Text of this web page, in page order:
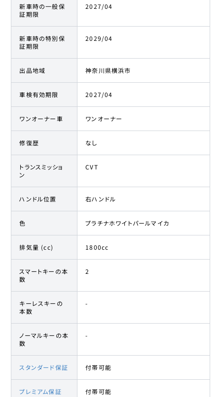
21 カローラクロス
22 カローラクロス
23 カローラクロス 357.8万円
24 カローラクロス 357.8万円 349.5万円
25
トヨタ
カローラクロス
26
カローラクロス
トヨタ
カローラクロス
新車時の一般保
証期限
2027/04
新車時の特別保
証期限
2029/04
出品地域 神奈川県横浜市
車検有効期限 2027/04
ワンオーナー車 ワンオーナー
修復歴 なし
トランスミッショ
ン
CVT
ハンドル位置 右ハンドル
色 プラチナホワイトパールマイカ
排気量 (cc) 1800cc
スマートキーの本
数
2
キーレスキーの
本数
-
ノーマルキーの本
数
-
スタンダード保証 付帯可能
プレミアム保証 付帯可能